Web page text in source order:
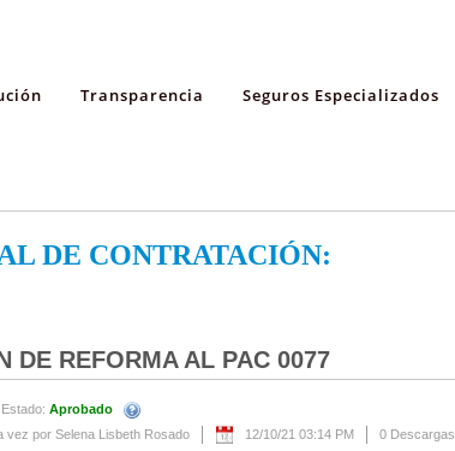
Transparencia Seguros Especializados
DE CONTRATACIÓN:
DE REFORMA AL PAC 0077
Estado: Aprobado
vez por Selena Lisbeth Rosado
12/10/21 03:14 PM 0 Descargas